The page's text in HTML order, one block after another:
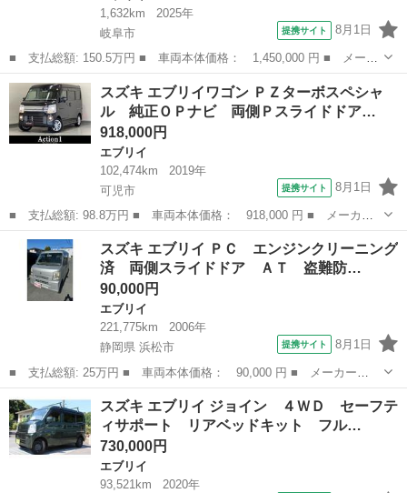
1,632km
2025年
岐阜市
提携サイト 8月1日
■ 支払総額: 150.5万円 ■ 車両本体価格： 1,450,000 円 ■ メーカ
ー名： スズキ ■ 車種名： エブリイ ■ グレード名： ＪＯＩ
Ｎ ６型 ４ＷＤ ＣＶＴ 新車保証継承 認定中古車 セーフティ
サポートリ...
岐阜 岐阜市 エブリイ
スズキ エブリイワゴン ＰＺターボスペシャ
ル 純正ＯＰナビ 両側Ｐスライドドア…
918,000円
エブリイ
102,474km
2019年
可児市
提携サイト 8月1日
■ 支払総額: 98.8万円 ■ 車両本体価格： 918,000 円 ■ メーカー
名： スズキ ■ 車種名： エブリイワゴン ■ グレード名： ＰＺ
ターボスペシャル 純正ＯＰナビ 両側Ｐスライドドア ＥＴＣ２．
０ オートサ...
岐阜 可児市 エブリイ
スズキ エブリイ ＰＣ エンジンクリーニング
済 両側スライドドア ＡＴ 盗難防…
90,000円
エブリイ
221,775km
2006年
静岡県 浜松市
提携サイト 8月1日
■ 支払総額: 25万円 ■ 車両本体価格： 90,000 円 ■ メーカー
名： スズキ ■ 車種名： エブリイ ■ グレード名： ＰＣ エン
ジンクリーニング済 両側スライドドア ＡＴ 盗難防止システム
衝突安全ボディ エ...
静岡 浜松市 エブリイ
スズキ エブリイ ジョイン ４ＷＤ セーフテ
ィサポート リアベッドキット フル…
730,000円
エブリイ
93,521km
2020年